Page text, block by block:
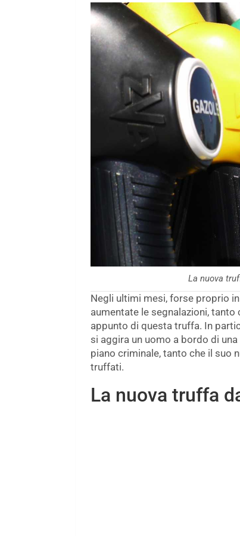
La nuova
Negli ultimi mesi, forse proprio
aumentate le segnalazioni, tanto
appunto di questa truffa. In
si aggira un uomo a bordo di
piano criminale, tanto che il suo
truffati.
La nuova truffa